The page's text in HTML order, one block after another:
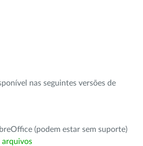
nas seguintes versões de
(podem estar sem suporte)
arquivos